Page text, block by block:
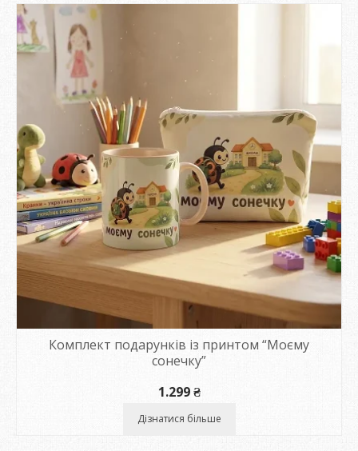
Комплект подарунків із принтом “Моєму
сонечку”
1.299₴
Дізнатися більше